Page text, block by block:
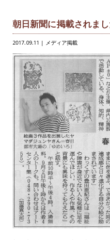
朝日新聞に掲載されま
2017.09.11 | メディア掲載